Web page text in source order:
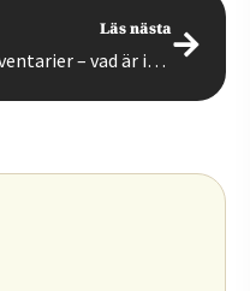
Läs nästa
Inventarier – vad är inventarier?